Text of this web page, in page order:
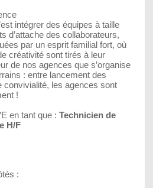
intégrer des équipes à taille
d’attache des collaborateurs,
par un esprit familial fort, où
créativité sont tirés à leur
de nos agences que s’organise
: entre lancement des
convivialité, les agences sont
!
en tant que : Technicien de
H/F
: